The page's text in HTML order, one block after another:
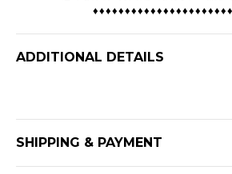
ADDITIONAL DETAILS
SHIPPING & PAYMENT